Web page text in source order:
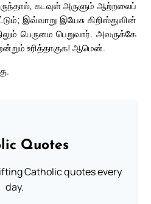
கடவுள் அருளும் ஆற்றலைப்
இவ்வாறு இயேசு கிறிஸ்துவின்
பெருமை பெறுவார். அவருக்கே
உரித்தாகுக! ஆமென்.
Quotes
Catholic quotes every
day.